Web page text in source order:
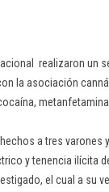
realizaron un
la asociación
a tres
y tenencia ilícita
el cual a su